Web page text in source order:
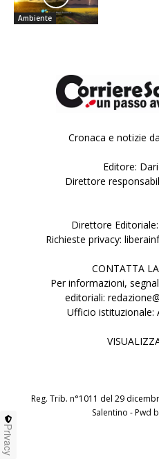
Ambiente
Cronaca e notizie
Editore:
Direttore
Direttore
Richieste privacy:
CONTATTA
Per informazioni,
editoriali:
Ufficio istituzionale:
Reg. Trib. n°1011 del 29
Salentino - Pwd
Privacy